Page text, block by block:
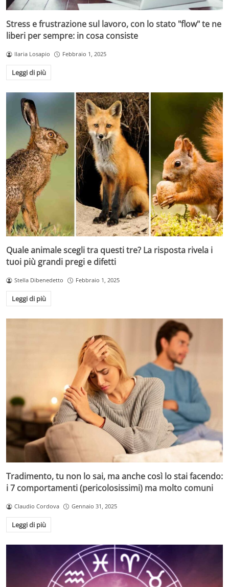
Stress e frustrazione sul lavoro, con lo stato "flow" te ne
liberi per sempre: in cosa consiste
Ilaria Losapio Febbraio 1, 2025
Leggi di più
Quale animale scegli tra questi tre? La risposta rivela i
tuoi più grandi pregi e difetti
Stella Dibenedetto Febbraio 1, 2025
Leggi di più
Tradimento, tu non lo sai, ma anche così lo stai facendo:
i 7 comportamenti (pericolosissimi) ma molto comuni
Claudio Cordova Gennaio 31, 2025
Leggi di più